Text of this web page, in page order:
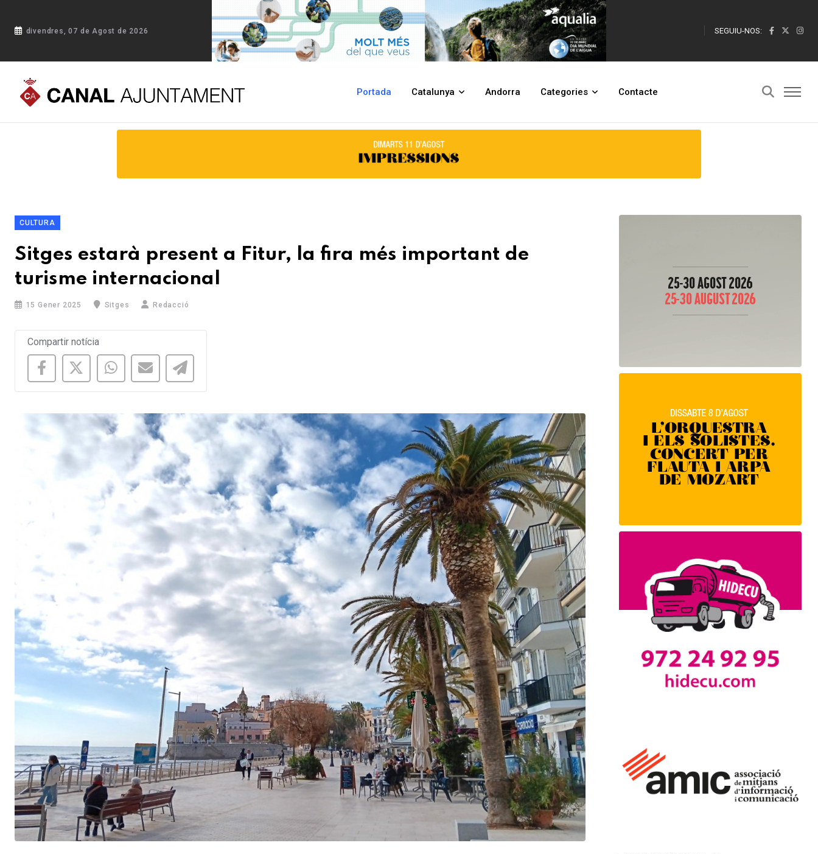
divendres, 07 de Agost de 2026 SEGUIU-NOS:
Portada Catalunya Andorra Categories Contacte
Portada Blog Sitges estarà present a Fitur, la fira més important de turisme internacional
CULTURA
Sitges estarà present a Fitur, la fira més important de
turisme internacional
15 Gener 2025 Sitges Redacció
Compartir notícia